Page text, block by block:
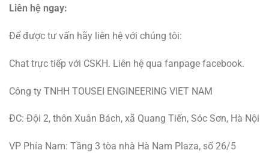
Liên hệ ngay:
Để được tư vấn hãy liên hệ với chúng tôi:
Chat trực tiếp với CSKH. Liên hệ qua fanpage facebook.
Công ty TNHH TOUSEI ENGINEERING VIET NAM
ĐC: Đội 2, thôn Xuân Bách, xã Quang Tiến, Sóc Sơn, Hà Nội
VP Phía Nam: Tầng 3 tòa nhà Hà Nam Plaza, số 26/5